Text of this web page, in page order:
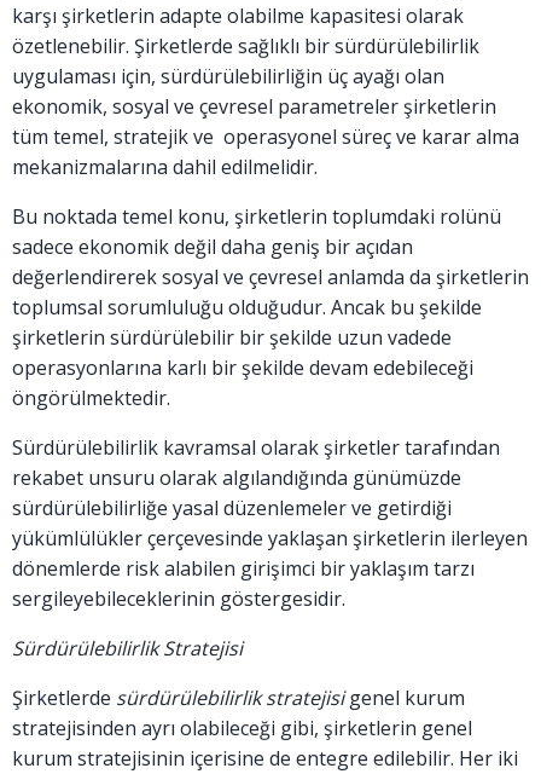
karşı şirketlerin adapte olabilme kapasitesi olarak
özetlenebilir. Şirketlerde sağlıklı bir sürdürülebilirlik
uygulaması için, sürdürülebilirliğin üç ayağı olan
ekonomik, sosyal ve çevresel parametreler şirketlerin
tüm temel, stratejik ve operasyonel süreç ve karar alma
mekanizmalarına dahil edilmelidir.
Bu noktada temel konu, şirketlerin toplumdaki rolünü
sadece ekonomik değil daha geniş bir açıdan
değerlendirerek sosyal ve çevresel anlamda da şirketlerin
toplumsal sorumluluğu olduğudur. Ancak bu şekilde
şirketlerin sürdürülebilir bir şekilde uzun vadede
operasyonlarına karlı bir şekilde devam edebileceği
öngörülmektedir.
Sürdürülebilirlik kavramsal olarak şirketler tarafından
rekabet unsuru olarak algılandığında günümüzde
sürdürülebilirliğe yasal düzenlemeler ve getirdiği
yükümlülükler çerçevesinde yaklaşan şirketlerin ilerleyen
dönemlerde risk alabilen girişimci bir yaklaşım tarzı
sergileyebileceklerinin göstergesidir.
Sürdürülebilirlik Stratejisi
Şirketlerde sürdürülebilirlik stratejisigenel kurum
stratejisinden ayrı olabileceği gibi, şirketlerin genel
kurum stratejisinin içerisine de entegre edilebilir. Her iki